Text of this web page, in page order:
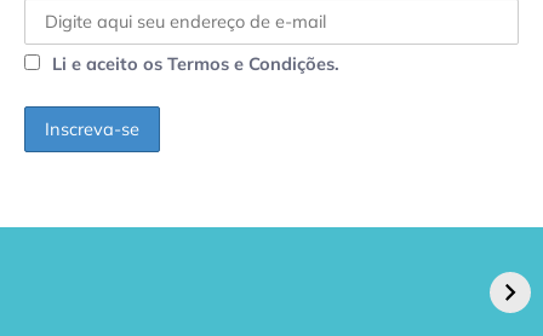
Li e aceito os Termos e Condições.
caso de superfungo